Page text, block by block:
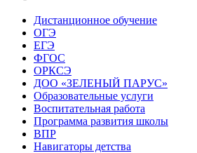
Дистанционное обучение
ОГЭ
ЕГЭ
ФГОС
ОРКСЭ
ДОО «ЗЕЛЕНЫЙ ПАРУС»
Образовательные услуги
Воспитательная работа
Программа развития школы
ВПР
Навигаторы детства